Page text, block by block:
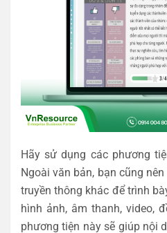
Hãy sử dụng các phương
Ngoài văn bản, bạn cũng
truyền thông khác để trình
hình ảnh, âm thanh, video,
phương tiện này sẽ giúp nội